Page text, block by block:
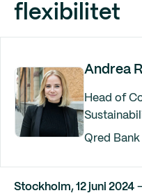
flexibilitet
Andrea
Head of
Qred Bank
Stockholm, 12 juni 2024